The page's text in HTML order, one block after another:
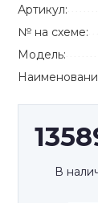
Артикул:
№ на схеме:
Модель:
В